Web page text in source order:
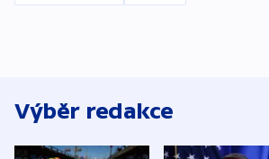
Výběr redakce